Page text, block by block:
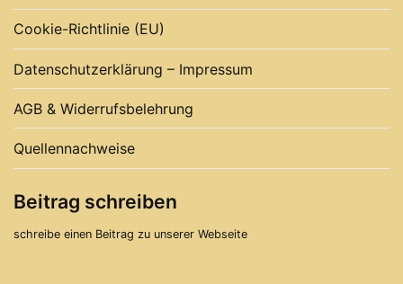
Cookie-Richtlinie (EU)
Datenschutzerklärung – Impressum
AGB & Widerrufsbelehrung
Quellennachweise
Beitrag schreiben
schreibe einen Beitrag zu unserer Webseite